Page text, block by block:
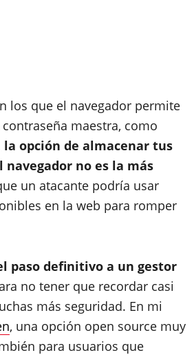
los que el navegador permite
maestra, como
la opción de almacenar tus
navegador no es la más
un atacante podría usar
en la web para romper
paso definitivo a un gestor
no tener que recordar casi
más seguridad. En mi
, una opción open source muy
para usuarios que